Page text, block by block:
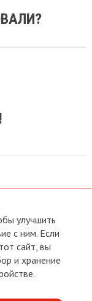
с
c членами клуба
улучшить
с ним. Если
сайт, вы
и хранение